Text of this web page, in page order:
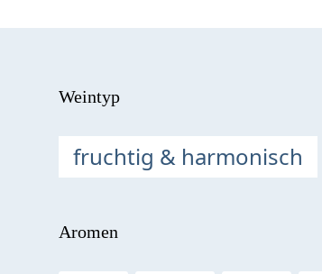
Weintyp
fruchtig & harmonisch
Aromen